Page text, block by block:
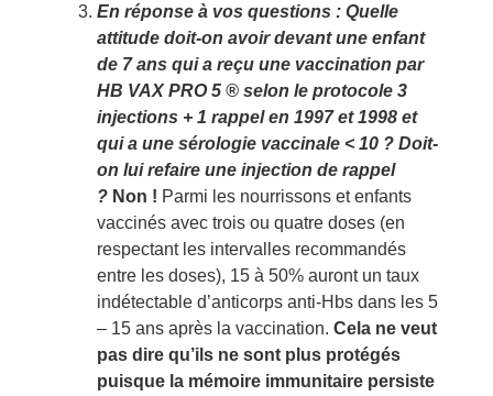
En réponse à vos questions : Quelle
attitude doit-on avoir devant une enfant
de 7 ans qui a reçu une vaccination par
HB VAX PRO 5 ® selon le protocole 3
injections + 1 rappel en 1997 et 1998 et
qui a une sérologie vaccinale < 10 ? Doit-
on lui refaire une injection de rappel
? Non ! Parmi les nourrissons et enfants
vaccinés avec trois ou quatre doses (en
respectant les intervalles recommandés
entre les doses), 15 à 50% auront un taux
indétectable d’anticorps anti-Hbs dans les 5
– 15 ans après la vaccination. Cela ne veut
pas dire qu’ils ne sont plus protégés
puisque la mémoire immunitaire persiste